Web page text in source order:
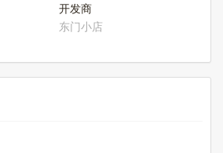
开发商
东门小店